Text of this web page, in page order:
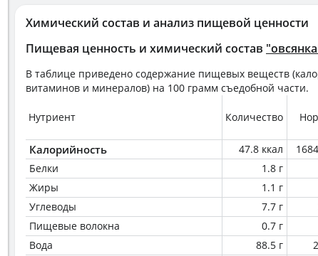
Химический состав и анализ пищевой ценности
Пищевая ценность и химический состав
В таблице приведено содержание пищевых веществ
витаминов и минералов) на 100 грамм съедобной части.
Нутриент Количество
Калорийность 47.8 ккал
Белки
1.8 г
Жиры
1.1 г
Углеводы
7.7 г
Пищевые волокна
0.7 г
Вода
88.5 г